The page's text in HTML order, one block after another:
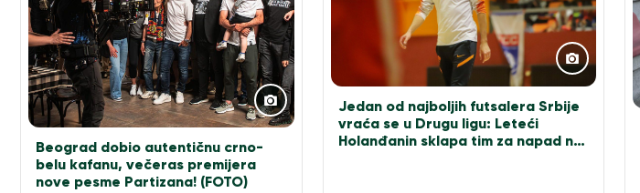
Beograd dobio autentičnu crno-
belu kafanu, večeras premijera
nove pesme Partizana! (FOTO)
Jedan od najboljih futsalera Srbije
vraća se u Drugu ligu: Leteći
Holanđanin sklapa tim za napad na